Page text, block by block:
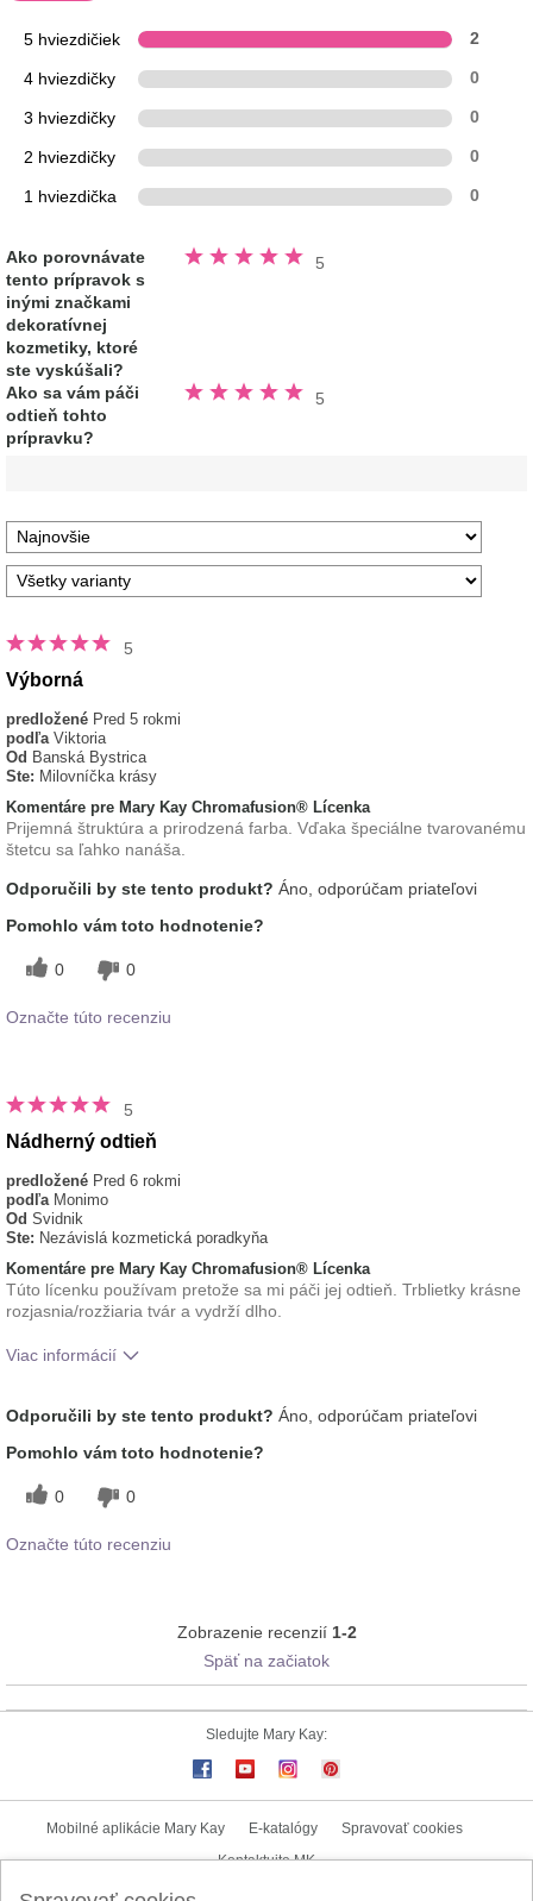
5 hviezdičiek 2
4 hviezdičky 0
3 hviezdičky 0
2 hviezdičky 0
1 hviezdička 0
Ako porovnávate
tento prípravok s
inými značkami
dekoratívnej
kozmetiky, ktoré
ste vyskúšali?
5
Hodnotené
5.0
Ako sa vám páči
odtieň tohto
prípravku?
5
Hodnotené
5.0
5
Výborná
predložené Pred 5 rokmi
podľa Viktoria
Od Banská Bystrica
Ste: Milovníčka krásy
Komentáre pre Mary Kay Chromafusion® Lícenka
Prijemná štruktúra a prirodzená farba. Vďaka špeciálne tvarovanému
štetcu sa ľahko nanáša.
Odporučili by ste tento produkt? Áno, odporúčam priateľovi
Pomohlo vám toto hodnotenie?
0 0
Označte túto recenziu
5
Nádherný odtieň
predložené Pred 6 rokmi
podľa Monimo
Od Svidnik
Ste: Nezávislá kozmetická poradkyňa
Komentáre pre Mary Kay Chromafusion® Lícenka
Túto lícenku používam pretože sa mi páči jej odtieň. Trblietky krásne
rozjasnia/rozžiaria tvár a vydrží dlho.
Viac informácií
značkami dekoratívnej kozmetiky, ktoré ste
vyskúšali?
Odporučili by ste tento produkt? Áno, odporúčam priateľovi
Pomohlo vám toto hodnotenie?
0 0
Označte túto recenziu
Zobrazenie recenzií 1-2
Späť na začiatok
Sledujte Mary Kay:
Mobilné aplikácie Mary Kay E-katalógy
Spravovať cookies
Kontaktujte MK